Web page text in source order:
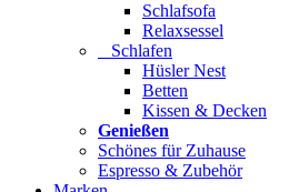
Schlafsofa
Relaxsessel
Schlafen
Hüsler Nest
Betten
Kissen & Decken
Genießen
Schönes für Zuhause
Espresso & Zubehör